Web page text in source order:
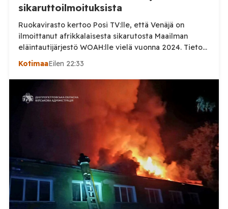
sikaruttoilmoituksista
Ruokavirasto kertoo Posi TV:lle, että Venäjä on
ilmoittanut afrikkalaisesta sikarutosta Maailman
eläintautijärjestö WOAH:lle vielä vuonna 2024. Tieto
haastaa kokoomuksen kansanedustaja Timo Heinosen
sikaruttoilmoituksista. Suomi on puolestaan
ilmoittanut tuoreesta Virolahden tapauksesta sekä
WOAH:n kautta että suoraan Venäjän
eläinlääkintäviranomaisille. Ruokavirasto kertoi Posi
TV:lle tarkempia tietoja Suomen ensimmäisestä
afrikkalaisen sikaruton tapauksesta sekä
eläintautitietojen vaihdosta […]
KotimaaEilen 22:33